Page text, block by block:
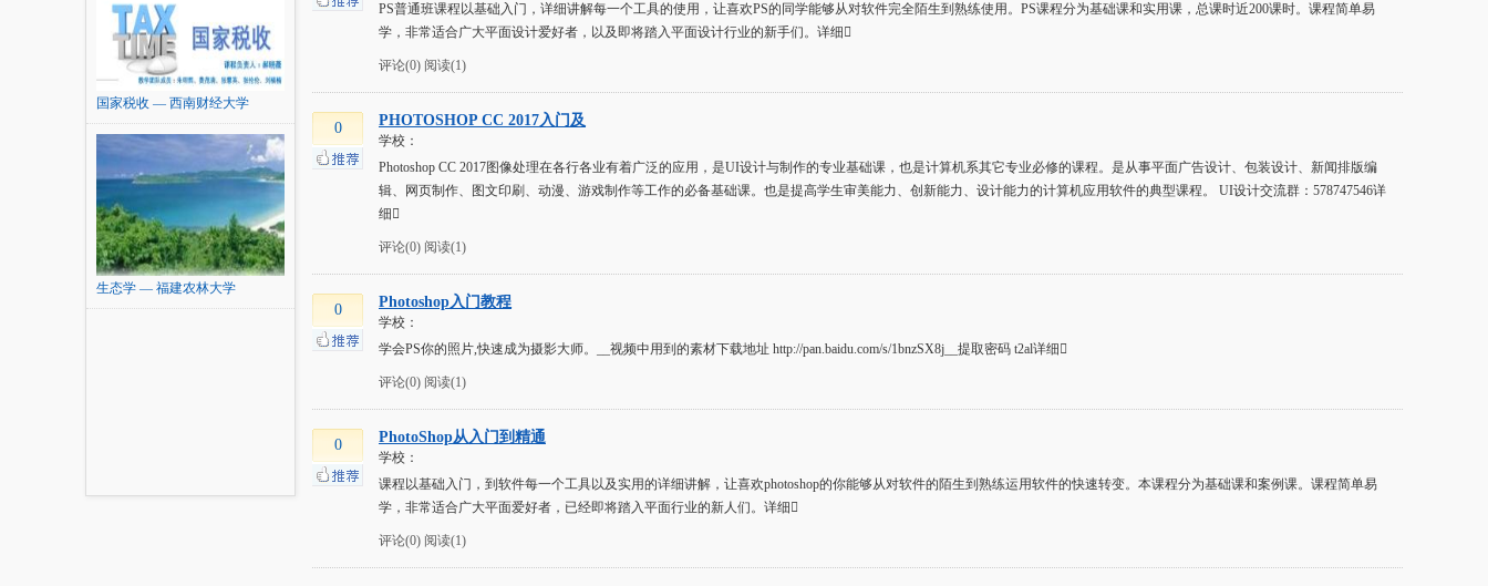
国家税收 — 西南财经大学
生态学 — 福建农林大学
PS普通班课程以基础入门，详细讲解每一个工具的使用，让喜欢PS的同学能够从对软件完全陌生到熟练使用。PS课程分为基础课和实用课，总课时近200课时。课程简单易
学，非常适合广大平面设计爱好者，以及即将踏入平面设计行业的新手们。详细
评论(0) 阅读(1)
0 PHOTOSHOP CC 2017入门及
学校：
Photoshop CC 2017图像处理在各行各业有着广泛的应用，是UI设计与制作的专业基础课，也是计算机系其它专业必修的课程。是从事平面广告设计、包装设计、新闻排版编
辑、网页制作、图文印刷、动漫、游戏制作等工作的必备基础课。也是提高学生审美能力、创新能力、设计能力的计算机应用软件的典型课程。 UI设计交流群：578747546详
细
评论(0) 阅读(1)
0 Photoshop入门教程
学校：
学会PS你的照片,快速成为摄影大师。__视频中用到的素材下载地址 http://pan.baidu.com/s/1bnzSX8j__提取密码 t2al详细
评论(0) 阅读(1)
0 PhotoShop从入门到精通
学校：
课程以基础入门，到软件每一个工具以及实用的详细讲解，让喜欢photoshop的你能够从对软件的陌生到熟练运用软件的快速转变。本课程分为基础课和案例课。课程简单易
学，非常适合广大平面爱好者，已经即将踏入平面行业的新人们。详细
评论(0) 阅读(1)